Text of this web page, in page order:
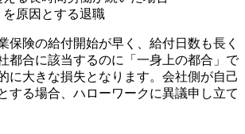
原因とする退職
保険の給付開始が早く、給付日数も長く
都合に該当するのに「一身上の都合」で
に大きな損失となります。会社側が自己
する場合、ハローワークに異議申し立て